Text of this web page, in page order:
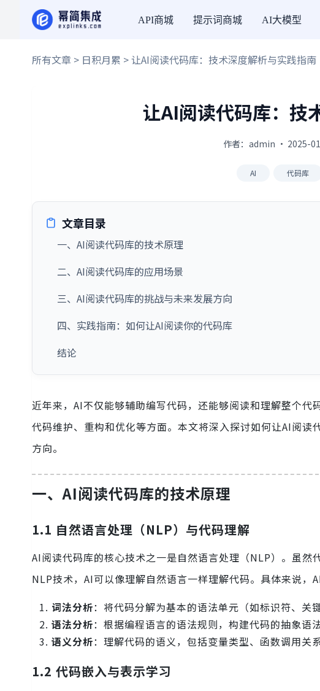
API商城 提示词商城 AI大模型
所有文章 > 日积月累 > 让AI阅读代码库：技术深度解析与实践指南
让AI阅读代码库：技
作者：admin · 2025-
AI 代码库
文章目录
一、AI阅读代码库的技术原理
二、AI阅读代码库的应用场景
三、AI阅读代码库的挑战与未来发展方向
四、实践指南：如何让AI阅读你的代码库
结论
近年来，AI不仅能够辅助编写代码，还能够阅读和理解整个
代码维护、重构和优化等方面。本文将深入探讨如何让AI阅
方向。
一、AI阅读代码库的技术原理
1.1 自然语言处理（NLP）与代码理解
AI阅读代码库的核心技术之一是自然语言处理（NLP）。虽
NLP技术，AI可以像理解自然语言一样理解代码。具体来说，
词法分析：将代码分解为基本的语法单元（如标识符、关
语法分析：根据编程语言的语法规则，构建代码的抽象语
语义分析：理解代码的语义，包括变量类型、函数调用关
1.2 代码嵌入与表示学习